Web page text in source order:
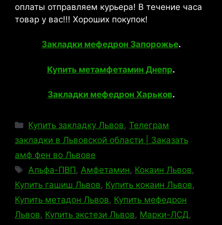
оплаты отправляем курьера! В течение часа
товар у вас!!! Хороших покупок!
Закладки мефедрон Запорожье.
Купить метамфетамин Днепр.
Закладки мефедрон Харьков.
Рубрики
Купить закладку Львов,Телеграм
закладки в Львовской области | Заказать
амф фен во Львове
Метки
Альфа-ПВП,Амфетамин, Кокаин Львов,
Купить гашиш Львов, Купить кокаин Львов,
Купить метадон Львов, Купить мефедрон
Львов, Купить экстези Львов, Марки-ЛСД,